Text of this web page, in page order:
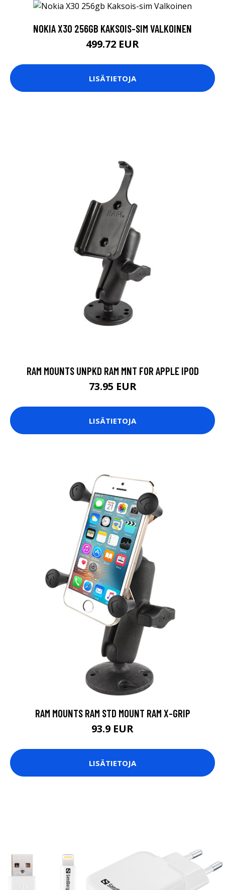
NOKIA X30 256GB KAKSOIS-SIM VALKOINEN
499.72 EUR
LISÄTIETOJA
RAM MOUNTS UNPKD RAM MNT FOR APPLE IPOD
73.95 EUR
LISÄTIETOJA
RAM MOUNTS RAM STD MOUNT RAM X-GRIP
93.9 EUR
LISÄTIETOJA